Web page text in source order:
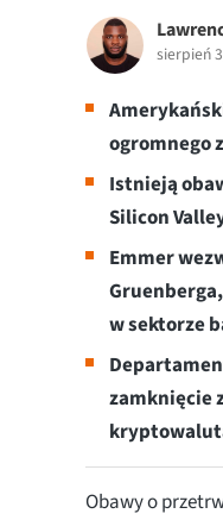
sierpień
ogromnego
Istnieją
Silicon
Emmer
w sektorze
zamknięcie
Obawy o